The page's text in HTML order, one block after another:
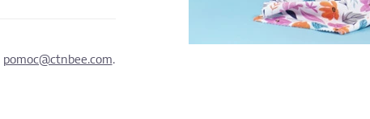
pomoc@ctnbee.com.